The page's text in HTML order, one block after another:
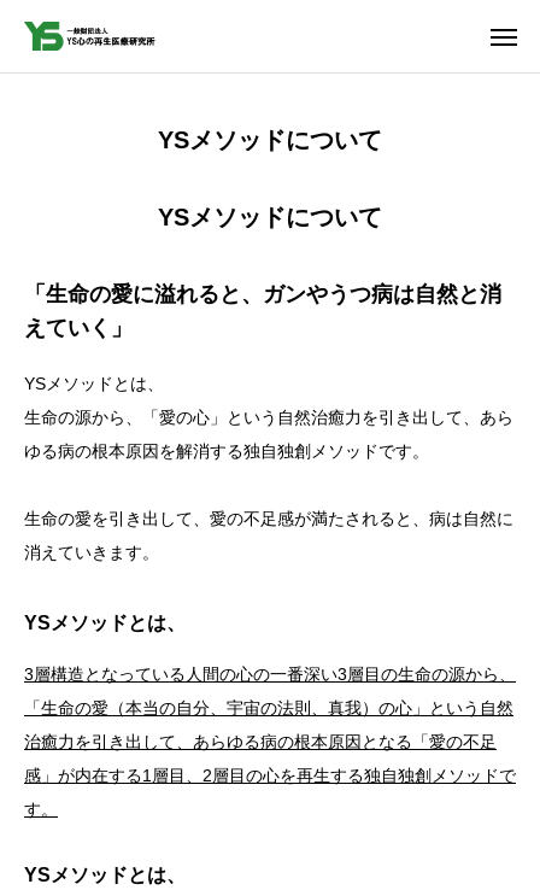
YSメソッドについて
YSメソッドについて
「生命の愛に溢れると、ガンやうつ病は自然と消
えていく」
YSメソッドとは、
生命の源から、「愛の心」という自然治癒力を引き出して、あら
ゆる病の根本原因を解消する独自独創メソッドです。
生命の愛を引き出して、愛の不足感が満たされると、病は自然に
消えていきます。
YSメソッドとは、
3層構造となっている人間の心の一番深い3層目の生命の源から、
「生命の愛（本当の自分、宇宙の法則、真我）の心」という自然
治癒力を引き出して、あらゆる病の根本原因となる「愛の不足
感」が内在する1層目、2層目の心を再生する独自独創メソッドで
す。
YSメソッドとは、
アクセス
YS「心の再生」医療とは
研究所について
臨床報告
お問い合わせ